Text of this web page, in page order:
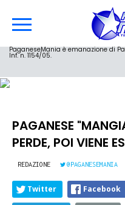
PaganeseMania è emanazione di
Inf. n. 1154/05.
PAGANESE
PERDE, POI VIENE
REDAZIONE @PAGANESEMANIA
Twitter Facebook